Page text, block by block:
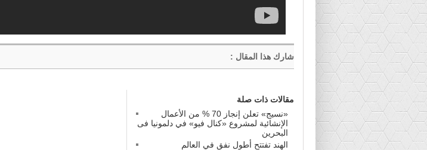
شارك هذا المقال :
مقالات ذات صلة
«نسيج» تعلن إنجاز 70 % من الأعمال
الإنشائية لمشروع «كنال فيو» في دلمونيا فى
البحرين
الهند تفتتح أطول نفق في العالم